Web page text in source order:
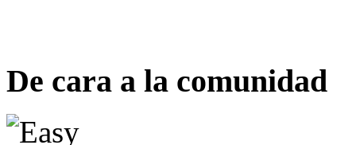
De cara a la comunidad